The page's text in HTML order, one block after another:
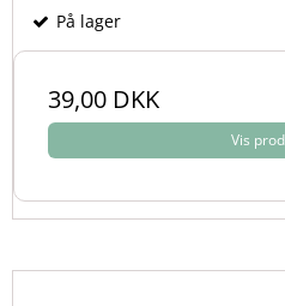
På lager
39,00 DKK
Vis